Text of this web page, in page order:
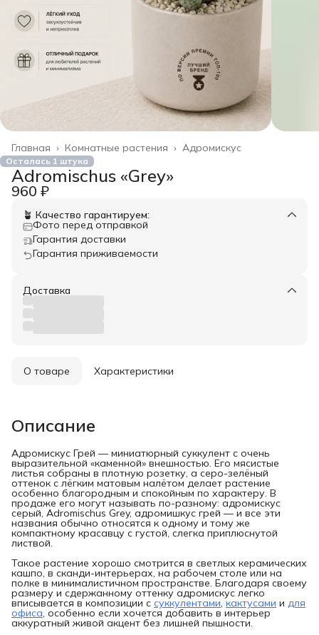
Адромискус
Комнатные растения ›
Главная ›
Осталась 1 штука
Adromischus «Grey»
960 ₽
🪴 Качество гарантируем:
Фото перед отправкой
Гарантия доставки
Гарантия приживаемости
Доставка
О товаре Характеристики
Описание
Адромискус Грей — миниатюрный суккулент с очень
выразительной «каменной» внешностью. Его мясистые
листья собраны в плотную розетку, а серо-зелёный
оттенок с лёгким матовым налётом делает растение
особенно благородным и спокойным по характеру. В
продаже его могут называть по-разному: адромискус
серый, Adromischus Grey, адромишкус грей — и все эти
названия обычно относятся к одному и тому же
компактному красавцу с густой, слегка приплюснутой
листвой.
Такое растение хорошо смотрится в светлых керамических
кашпо, в сканди-интерьерах, на рабочем столе или на
полке в минималистичном пространстве. Благодаря своему
размеру и сдержанному оттенку адромискус легко
вписывается в композиции с суккулентами ,кактусами и для
офиса , особенно если хочется добавить в интерьер
аккуратный живой акцент без лишней пышности.